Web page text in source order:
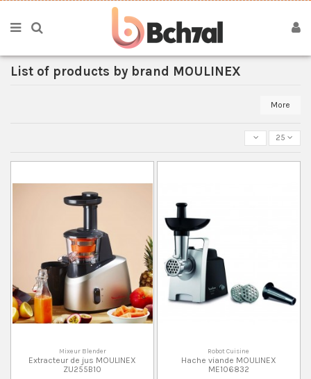
List of products by brand MOULINEX
More
25
Mixeur Blender
Extracteur de jus MOULINEX
ZU255B10
Robot Cuisine
Hache viande MOULINEX
ME106832